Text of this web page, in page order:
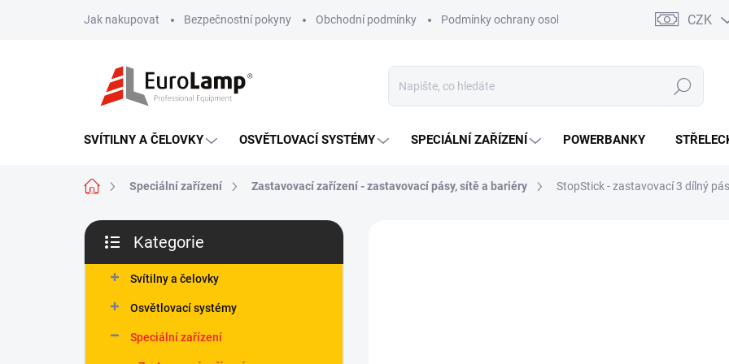
Jak nakupovat Bezpečnostní pokyny Obchodní podmínky Podmínky ochrany osobních údajů Kontakty CZK
Hledat
SVÍTILNY A ČELOVKY OSVĚTLOVACÍ SYSTÉMY SPECIÁLNÍ ZAŘÍZENÍ POWERBANKY
Domů Speciální zařízení Zastavovací zařízení - zastavovací pásy, sítě a bariéry StopStick - zastavovací 3 dílný
P
s
kategorie
Kategorie
Svítilny a čelovky
Osvětlovací systémy
Speciální zařízení